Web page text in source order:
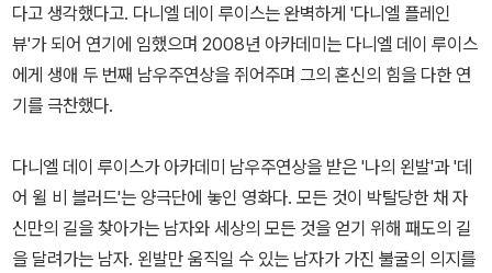
다고 생각했다고. 다니엘 데이 루이스는 완벽하게 '다니엘 플레인
뷰'가 되어 연기에 임했으며 2008년 아카데미는 다니엘 데이 루이스
에게 생애 두 번째 남우주연상을 쥐어주며 그의 혼신의 힘을 다한 연
기를 극찬했다.
다니엘 데이 루이스가 아카데미 남우주연상을 받은 '나의 왼발'과 '데
어 윌 비 블러드'는 양극단에 놓인 영화다. 모든 것이 박탈당한 채 자
신만의 길을 찾아가는 남자와 세상의 모든 것을 얻기 위해 패도의 길
을 달려가는 남자. 왼발만 움직일 수 있는 남자가 가진 불굴의 의지를